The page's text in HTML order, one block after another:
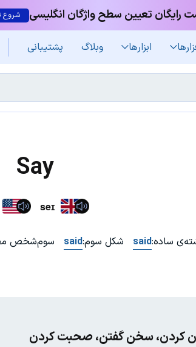
رایگان تعیین سطح واژگان انگلیسی
ابزارها وبلاگ پشتیبانی
Say
seɪ
ساده:said شکل سوم:said سوم‌شخص
کردن، سخن گفتن، صحبت کردن